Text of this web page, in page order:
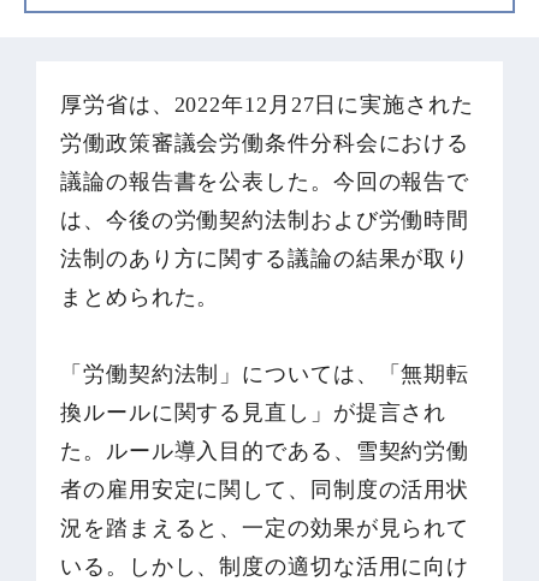
厚労省は、2022年12月27日に実施された
労働政策審議会労働条件分科会における
議論の報告書を公表した。今回の報告で
は、今後の労働契約法制および労働時間
法制のあり方に関する議論の結果が取り
まとめられた。
「労働契約法制」については、「無期転
換ルールに関する見直し」が提言され
た。ルール導入目的である、雪契約労働
者の雇用安定に関して、同制度の活用状
況を踏まえると、一定の効果が見られて
いる。しかし、制度の適切な活用に向け